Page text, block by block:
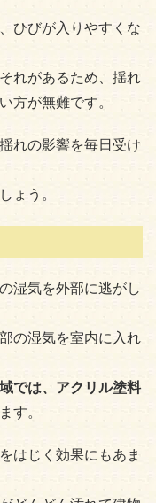
ひびが入りやすくな
れがあるため、揺れ
方が無難です。
れの影響を毎日受け
ょう。
湿気を外部に逃がし
の湿気を室内に入れ
では、アクリル塗料
す。
はじく効果にもあま